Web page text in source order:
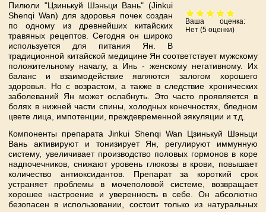
Ваша оценка:
Нет (5оценки)
Пилюли "Цзинькуй Шэньци Вань" (Jinkui
Shenqi Wan) для здоровья почек создан
по одному из древнейших китайских
травяных рецептов. Сегодня он широко
используется для питания Ян. В
традиционной китайской медицине Ян соответствует мужскому
положительному началу, а Инь - женскому негативному. Их
баланс и взаимодействие являются залогом хорошего
здоровья. Но с возрастом, а также в следствие хронических
заболеваний Ян может ослабнуть. Это часто проявляется в
болях в нижней части спины, холодных конечностях, бледном
цвете лица, импотенции, преждевременной эякуляции и т.д.
Компоненты препарата Jinkui Shenqi Wan Цзинькуй Шэньци
Вань активируют и тонизирует Ян, регулируют иммунную
систему, увеличивает производство половых гормонов в коре
надпочечников, снижают уровень глюкозы в крови, повышает
количество антиоксидантов. Препарат за короткий срок
устраняет проблемы в мочеполовой системе, возвращает
хорошее настроение и уверенность в себе. Он абсолютно
безопасен в использовании, состоит только из натуральных